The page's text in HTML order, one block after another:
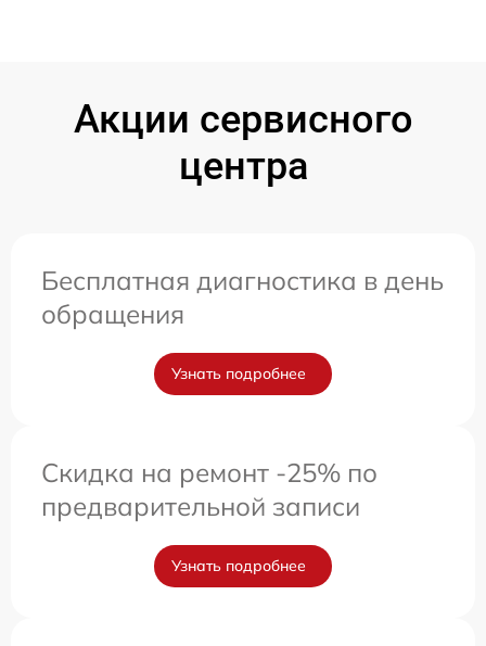
Акции сервисного
центра
Бесплатная диагностика в день
обращения
Узнать подробнее
Скидка на ремонт -25% по
предварительной записи
Узнать подробнее